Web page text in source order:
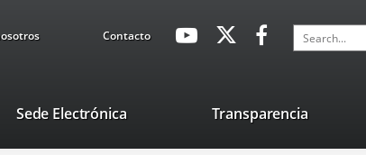
ContactoavaHeaderSocial
Link
Link
application.
application.
Search
Sede ElectrónicaLink
Transparencia